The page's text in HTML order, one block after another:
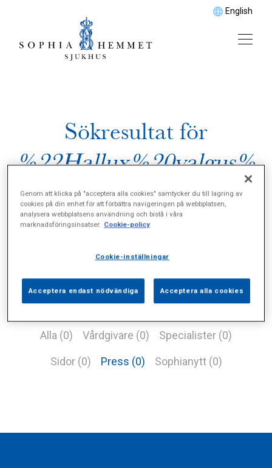
English
Sökresultat för
%22Hallux%20valgus%
22
Alla (0) Vårdgivare (0) Specialister (0)
Sidor (0) Press (0) Sophianytt (0)
Genom att klicka på "acceptera alla cookies" samtycker du till lagring av
cookies på din enhet för att förbättra navigeringen på webbplatsen,
analysera webbplatsens användning och bistå i våra
marknadsföringsinsatser. Cookie-policy
Cookie-inställningar
Acceptera endast nödvändiga Acceptera alla cookies